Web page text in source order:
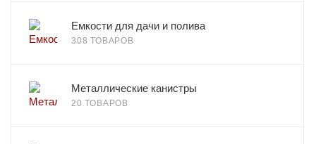
Емкости для дачи и полива
308 ТОВАРОВ
Металлические канистры
20 ТОВАРОВ